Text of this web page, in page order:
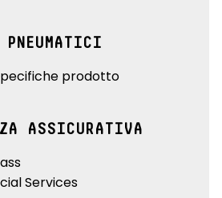
PNEUMATICI
prodotto
ASSICURATIVA
Services